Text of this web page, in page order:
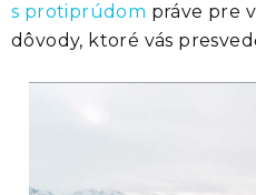
s protiprúdom práve pre
dôvody, ktoré vás